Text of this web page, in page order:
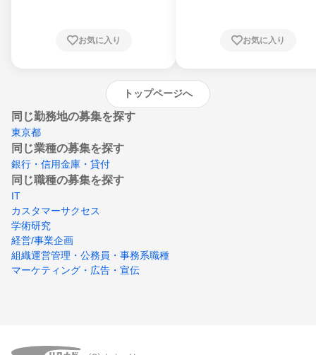
崎県、熊本県、大分県、宮崎県、鹿児島県、
お気に入り お気に入り
トップページへ
同じ勤務地の募集を探す
東京都
同じ業種の募集を探す
銀行・信用金庫・貸付
同じ職種の募集を探す
IT
カスタマーサクセス
学術研究
経営/事業企画
組織運営管理・公務員・事務系職種
マーケティング・広告・宣伝